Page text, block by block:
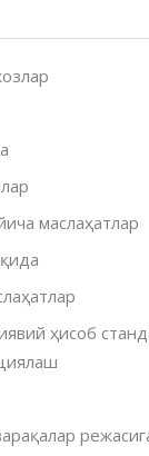
маслаҳатлар
ҳисоб